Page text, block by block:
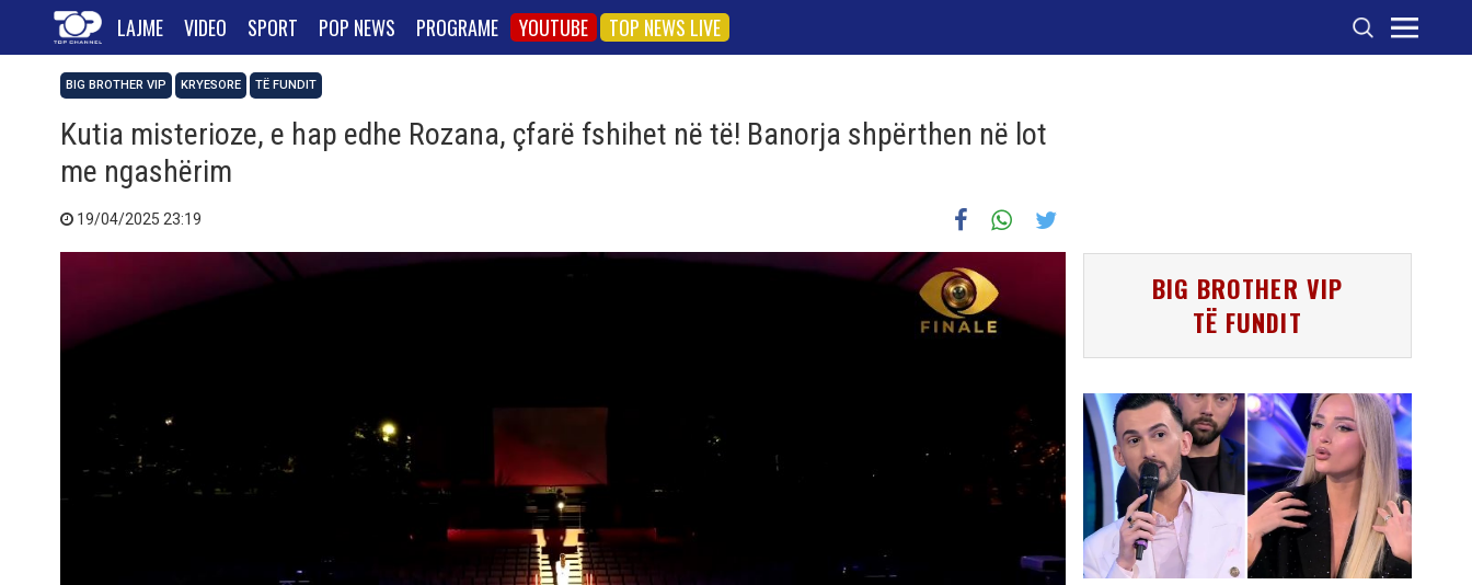
LAJME VIDEO SPORT POP NEWS PROGRAME YOUTUBE TOP NEWS LIVE
BIG BROTHER VIP KRYESORE TË FUNDIT
Kutia misterioze, e hap edhe Rozana, çfarë fshihet në të! Banorja shpërthen në lot
me ngashërim
19/04/2025 23:19
BIG BROTHER VIP
TË FUNDIT